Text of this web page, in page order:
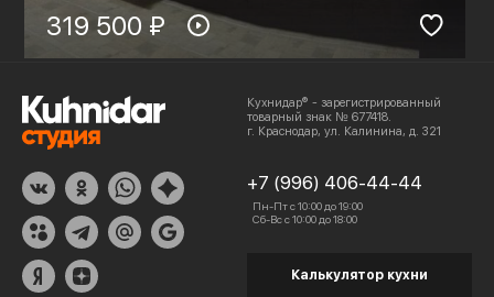
319 500 ₽
Кухнидар® - зарегистрированный
товарный знак № 677418.
г. Краснодар, ул. Калинина, д. 321
+7 (996) 406-44-44
Пн-Пт с 10:00 до 19:00
Сб-Вс с 10:00 до 18:00
Калькулятор кухни